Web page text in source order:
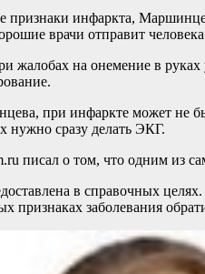
признаки инфаркта,
врачи отправит
жалобах на онемение в
при инфаркте может не
сразу делать ЭКГ.
писал о том, что одним из
в справочных
признаках заболевания